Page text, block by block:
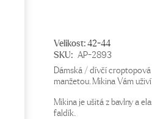
Velikost:42-44
SKU: AP-2893
Dámská / dívčí croptopová
manžetou. Mikina Vám
Mikina je ušitá z bavlny a
faldík.